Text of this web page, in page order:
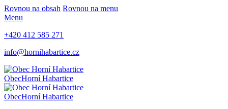
Rovnou na obsah Rovnou na menu
Menu
+420 412 585 271
info@hornihabartice.cz
ObecHorní Habartice
ObecHorní Habartice